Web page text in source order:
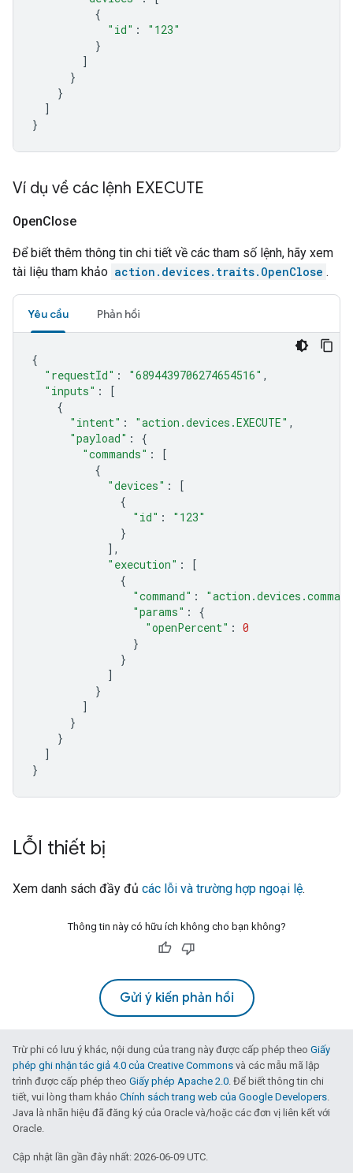
{
"id" :
"123"
}
]
}
}
]
}
Ví dụ về các lệnh EXECUTE
OpenClose
Để biết thêm thông tin chi tiết về các tham số lệnh, hãy xem
tài liệu tham khảo action.devices.traits.OpenClose .
Yêu cầu Phản hồi
{
"requestId" : "6894439706274654516" ,
"inputs" :
[
{
"intent" : "action.devices.EXECUTE" ,
"payload" :
{
"commands" :
[
{
"devices" :
[
{
"id" :
"123"
}
],
"execution" :
[
{
"command" :
"params" :
{
"openPercent" : 0
}
}
]
}
]
}
}
]
}
LỖI thiết bị
Xem danh sách đầy đủ các lỗi và trường hợp ngoại lệ.
Thông tin này có hữu ích không cho bạn không?
Gửi ý kiến phản hồi
Trừ phi có lưu ý khác, nội dung của trang này được cấp phép theo Giấy
phép ghi nhận tác giả 4.0 của Creative Commons và các mẫu mã lập
trình được cấp phép theo Giấy phép Apache 2.0. Để biết thông tin chi
tiết, vui lòng tham khảo Chính sách trang web của Google Developers.
Java là nhãn hiệu đã đăng ký của Oracle và/hoặc các đơn vị liên kết với
Oracle.
Cập nhật lần gần đây nhất: 2026-06-09 UTC.